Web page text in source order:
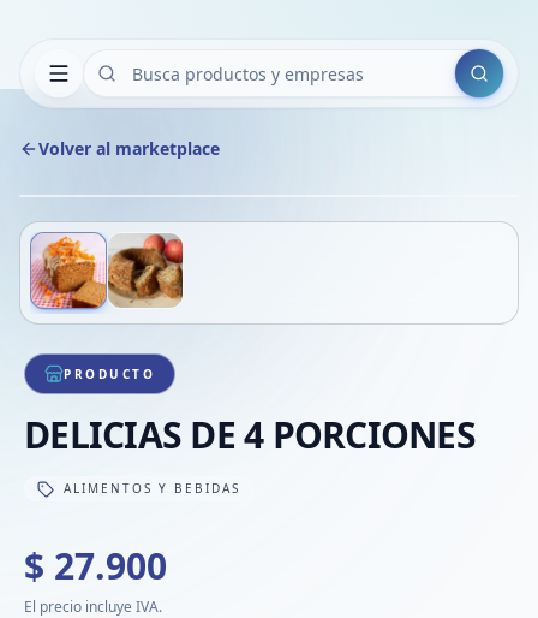
Buscar
Volver al marketplace
1/2
PRODUCTO
DELICIAS DE 4 PORCIONES
ALIMENTOS Y BEBIDAS
$ 27.900
El precio incluye IVA.